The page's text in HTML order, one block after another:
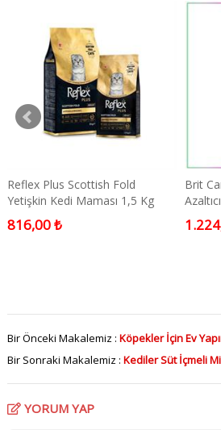
Reflex Plus Scottish Fold
Yetişkin Kedi Maması 1,5 Kg
816,00 ₺
Brit
Bir Önceki Makalemiz : Köpekler İçin Ev
Bir Sonraki Makalemiz : Kediler Süt İçmeli
YORUM YAP